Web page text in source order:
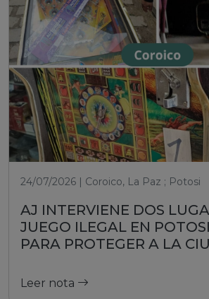
24/07/2026 | Coroico, La Paz ; Potosi
AJ INTERVIENE DOS
JUEGO ILEGAL EN
PARA PROTEGER A LA
Leer nota